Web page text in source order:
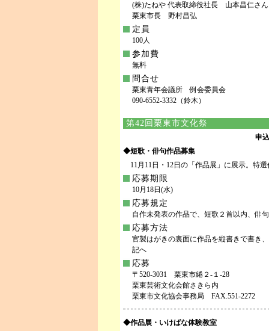
(株)たねや 代表取締役社長 山本昌仁さん
栗東市長 野村昌弘
定員
100人
参加費
無料
問合せ
栗東青年会議所 例会委員会
090-6552-3332（鈴木）
第42回栗東市文化祭
申
◆短歌・俳句作品募集
11月11日・12日の「作品展」に展示。特
応募期限
10月18日(水)
応募規定
自作未発表の作品で、短歌２首以内、俳
応募方法
官製はがきの裏面に作品を縦書きで書き
記へ
応募
〒520-3031 栗東市綣２-１-28
栗東芸術文化会館さきら内
栗東市文化協会事務局 FAX.551-2272
◆作品展・いけばな体験教室